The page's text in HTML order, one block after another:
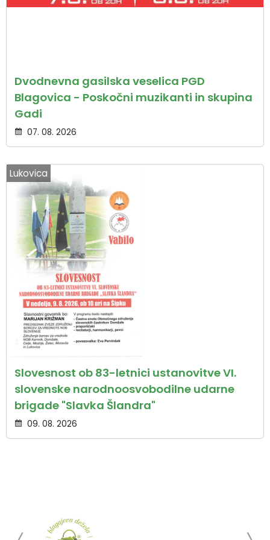
Dvodnevna gasilska veselica PGD
Blagovica - Poskočni muzikanti in skupina
Gadi
07. 08. 2026
Lukovica
Slovesnost ob 83-letnici ustanovitve VI.
slovenske narodnoosvobodilne udarne
brigade "Slavka Šlandra"
09. 08. 2026